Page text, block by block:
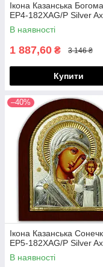
Ікона Казанська
EP4-182XAG/P Silver
В наявності
1 887,60 ₴ 3 146 ₴
Купити
–40%
Ікона Казанська
EP5-182XAG/P Silver
В наявності